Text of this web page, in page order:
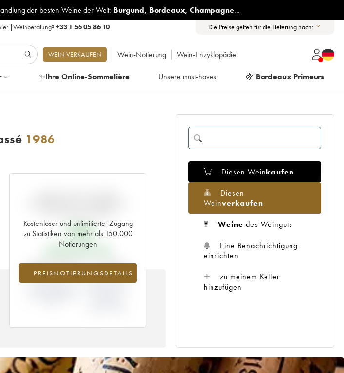
der besten Weine der Welt: Burgund, Bordeaux, Champagne...
|Weinberatung?+33 1 56 05 86 10 Die Preise gelten für die Lieferung nach:
WEIN VERKAUFEN Wein-Notierung Wein-Enzyklopädie
✨Ihre Online-Sommelière Unsere must-haves 🍇 Bordeaux Primeurs
1986
Kostenloser und unlimitierter Zugang
zu Statistiken von mehr als 150.000
Notierungen
PREISNOTIERUNGSDETAILS
15€
PRIMEUR-PREIS 1986
+484.27%
ABWEICHUNG DER
-11.76%
ABWEICHUNG
Diesen Weinkaufen
Diesen
Weinverkaufen
Weine des Weinguts
Eine Benachrichtigung
einrichten
zu meinem Keller
hinzufügen